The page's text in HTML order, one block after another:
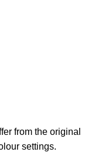
from the original
settings.